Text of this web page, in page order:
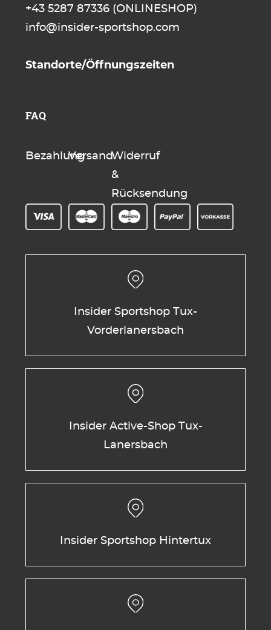
+43 5287 87336 (ONLINESHOP)
info@insider-sportshop.com
Standorte/Öffnungszeiten
FAQ
BezahlungVersandWiderruf
&
Rücksendung
Insider Sportshop Tux-
Vorderlanersbach
Insider Active-Shop Tux-
Lanersbach
Insider Sportshop Hintertux